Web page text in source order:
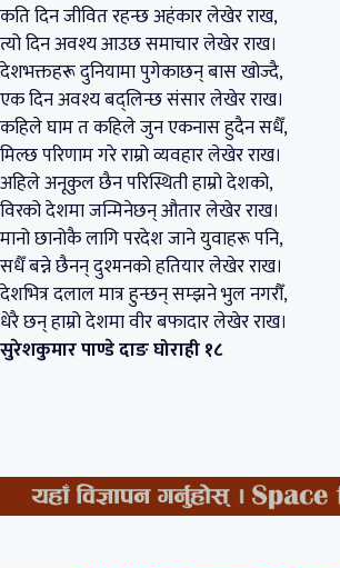
कति दिन जीवित रहन्छ अहंकार लेखेर राख,
त्यो दिन अवश्य आउछ समाचार लेखेर राख।
देशभक्तहरू दुनियामा पुगेकाछन् बास खोज्दै,
एक दिन अवश्य बद्लिन्छ संसार लेखेर राख।
कहिले घाम त कहिले जुन एकनास हुदैन सधैँ,
मिल्छ परिणाम गरे राम्रो व्यवहार लेखेर राख।
अहिले अनूकुल छैन परिस्थिती हाम्रो देशको,
विरको देशमा जन्मिनेछन् औतार लेखेर राख।
मानो छानोकै लागि परदेश जाने युवाहरू पनि,
सधैँ बन्ने छैनन् दुश्मनको हतियार लेखेर राख।
देशभित्र दलाल मात्र हुन्छन् सम्झने भुल नगरौँ,
धेरै छन् हाम्रो देशमा वीर बफादार लेखेर राख।
सुरेशकुमार पाण्डे दाङ घोराही १८